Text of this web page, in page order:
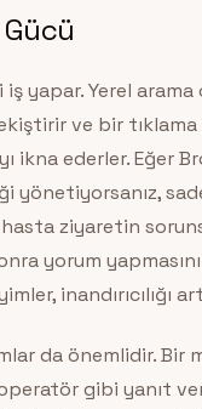
yapar. Yerel
ve bir tıklama
ikna ederler. Eğer
yönetiyorsanız,
ziyaretin
yorum
inandırıcılığı
da önemlidir. Bir
gibi yanıt